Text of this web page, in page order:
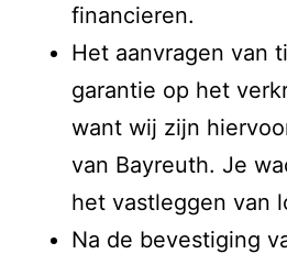
financieren.
Het aanvragen van
garantie op het
want wij zijn
van Bayreuth. Je
het vastleggen van
Na de bevestiging